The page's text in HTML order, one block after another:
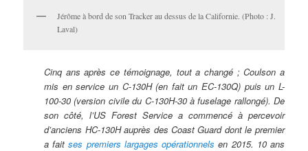
Jérôme à bord de son Tracker au dessus de la Californie. (Photo : J.
Laval)
Cinq ans après ce témoignage, tout a changé ; Coulson a
mis en service un C-130H (en fait un EC-130Q) puis un L-
100-30 (version civile du C-130H-30 à fuselage rallongé). De
son côté, l’US Forest Service a commencé à percevoir
d’anciens HC-130H auprès des Coast Guard dont le premier
a faitses premiers largages opérationnels en 2015. 10 ans